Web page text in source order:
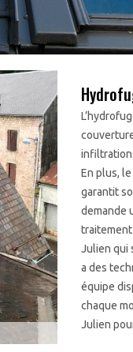
En plus,
garantit
demande
traitement
Julien qui
a des
équipe
chaque
Julien